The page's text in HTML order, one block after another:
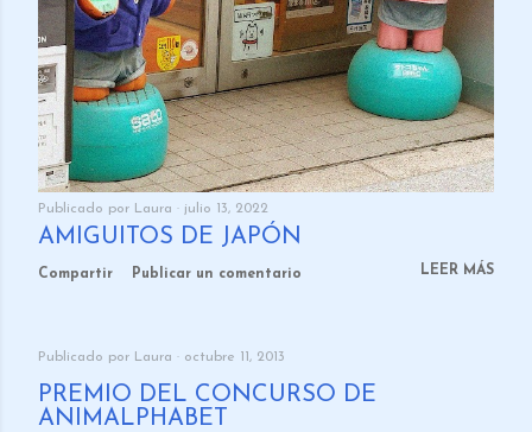
Publicado por Laura julio 13, 2022
AMIGUITOS DE JAPÓN
Compartir Publicar un comentario LEER MÁS
Publicado por Laura octubre 11, 2013
PREMIO DEL CONCURSO DE
ANIMALPHABET